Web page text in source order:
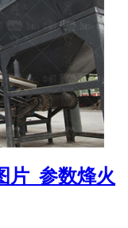
片_参数烽火